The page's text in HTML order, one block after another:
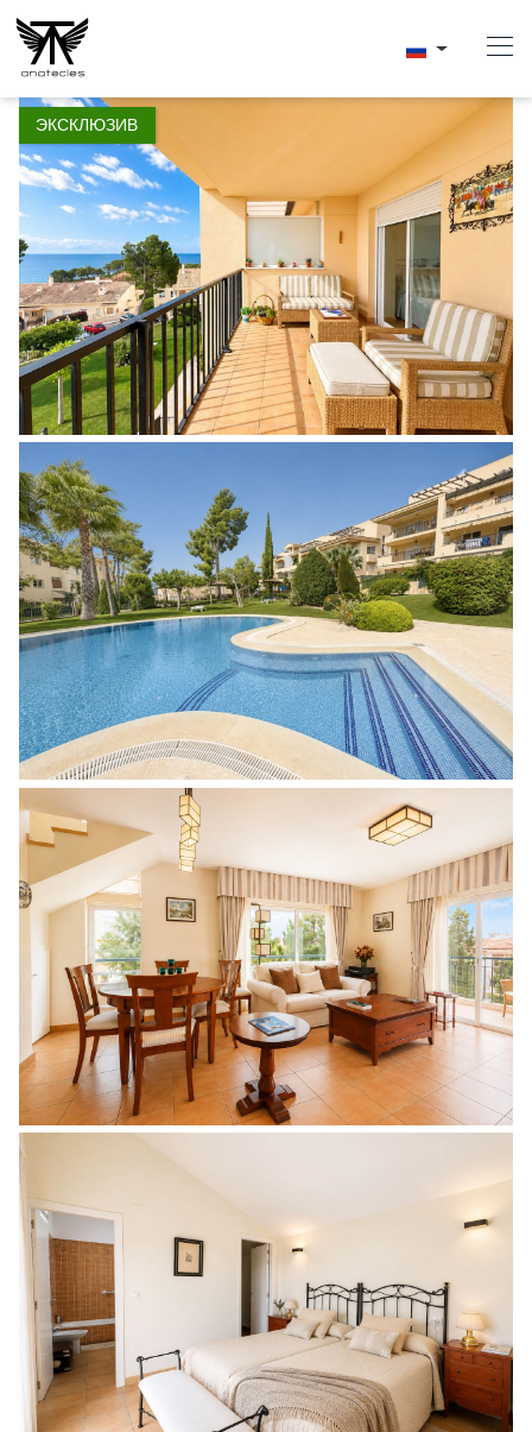
Начало
Купить
Интериоризм
Аренда
Продавать
Conciergerie
О Нас
Контакт
ЭКСКЛЮЗИВ
1 / 18